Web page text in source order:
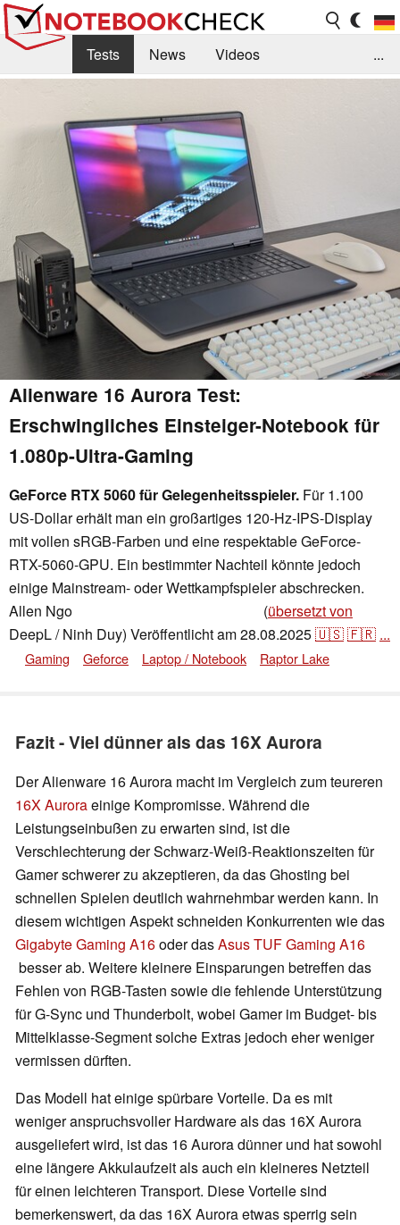
Tests News
Videos
Kaufberatung
Deals Suche
...
Alienware 16 Aurora Test:
Erschwingliches Einsteiger-Notebook für
1.080p-Ultra-Gaming
GeForce RTX 5060 für Gelegenheitsspieler. Für 1.100
US-Dollar erhält man ein großartiges 120-Hz-IPS-Display
mit vollen sRGB-Farben und eine respektable GeForce-
RTX-5060-GPU. Ein bestimmter Nachteil könnte jedoch
einige Mainstream- oder Wettkampfspieler abschrecken.
Allen Ngo
(übersetzt von
DeepL / Ninh Duy) Veröffentlicht am28.08.2025🇺🇸🇫🇷 ...
Gaming Geforce Laptop / Notebook Raptor Lake
Fazit - Viel dünner als das 16X Aurora
Der Alienware 16 Aurora macht im Vergleich zum teureren
16X Auroraeinige Kompromisse. Während die
Leistungseinbußen zu erwarten sind, ist die
Verschlechterung der Schwarz-Weiß-Reaktionszeiten für
Gamer schwerer zu akzeptieren, da das Ghosting bei
schnellen Spielen deutlich wahrnehmbar werden kann. In
diesem wichtigen Aspekt schneiden Konkurrenten wie das
Gigabyte Gaming A16oder dasAsus TUF Gaming A16
besser ab. Weitere kleinere Einsparungen betreffen das
Fehlen von RGB-Tasten sowie die fehlende Unterstützung
für G-Sync und Thunderbolt, wobei Gamer im Budget- bis
Mittelklasse-Segment solche Extras jedoch eher weniger
vermissen dürften.
Das Modell hat einige spürbare Vorteile. Da es mit
weniger anspruchsvoller Hardware als das 16X Aurora
ausgeliefert wird, ist das 16 Aurora dünner und hat sowohl
eine längere Akkulaufzeit als auch ein kleineres Netzteil
für einen leichteren Transport. Diese Vorteile sind
bemerkenswert, da das 16X Aurora etwas sperrig sein